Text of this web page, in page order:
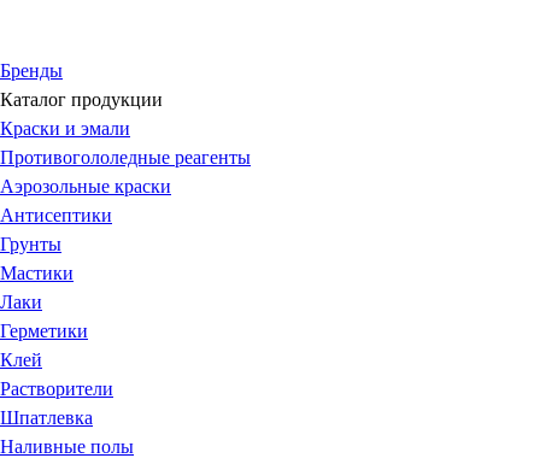
Бренды
Каталог продукции
Краски и эмали
Противогололедные реагенты
Аэрозольные краски
Антисептики
Грунты
Мастики
Лаки
Герметики
Клей
Растворители
Шпатлевка
Наливные полы